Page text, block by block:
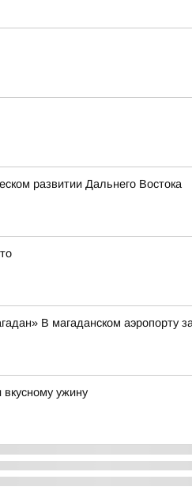
развитии Дальнего Востока
В магаданском аэропорту
вкусному ужину